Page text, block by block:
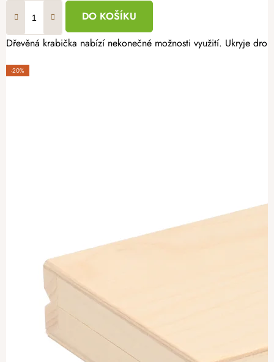
DO KOŠÍKU
Dřevěná krabička nabízí nekonečné možnosti využití. Ukryje
-20%